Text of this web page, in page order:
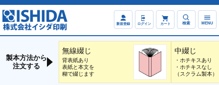
新規登録 ログイン カート 検索 MENU
製本方法から
注文する
無線綴じ
背表紙あり
表紙と本文を
糊で綴じます
中綴じ
・ホチキスあり
・ホチキスなし
（スクラム製本）